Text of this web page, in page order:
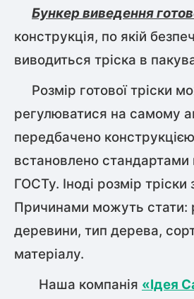
Бункер виведення
конструкція, по якій
виводиться тріска в
Розмір готової тріски
регулюватися на самому
передбачено
встановлено стандартами
ГОСТу. Іноді розмір тріски
Причинами можуть стати:
деревини, тип дерева,
матеріалу.
Наша компанія «Ідея